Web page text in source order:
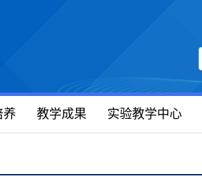
养 教学成果 实验教学中心